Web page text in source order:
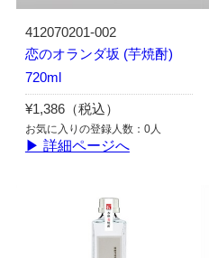
412070201-002
恋のオランダ坂 (芋焼酎)
720ml
¥1,386（税込）
お気に入りの登録人数：0人
▶ 詳細ページへ